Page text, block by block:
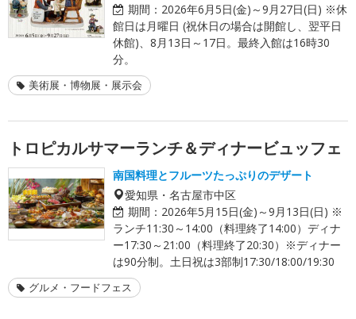
期間： 2026年6月5日(金)～9月27日(日) ※休
館日は月曜日 (祝休日の場合は開館し、翌平日
休館)、8月13日～17日。最終入館は16時30
分。
美術展・博物展・展示会
トロピカルサマーランチ＆ディナービュッフェ
南国料理とフルーツたっぷりのデザート
愛知県・名古屋市中区
期間： 2026年5月15日(金)～9月13日(日) ※
ランチ11:30～14:00（料理終了14:00）ディナ
ー17:30～21:00（料理終了20:30）※ディナー
は90分制。土日祝は3部制17:30/18:00/19:30
グルメ・フードフェス